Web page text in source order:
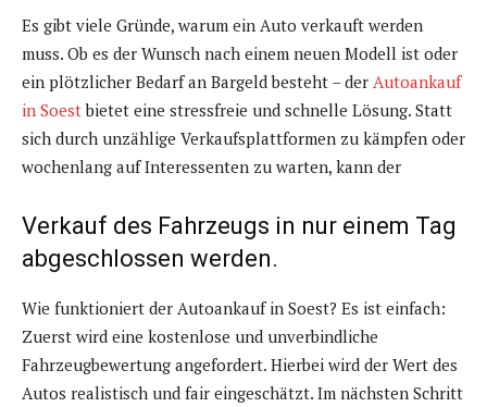
Es gibt viele Gründe, warum ein Auto verkauft werden
muss. Ob es der Wunsch nach einem neuen Modell ist oder
ein plötzlicher Bedarf an Bargeld besteht – der Autoankauf
in Soestbietet eine stressfreie und schnelle Lösung. Statt
sich durch unzählige Verkaufsplattformen zu kämpfen oder
wochenlang auf Interessenten zu warten, kann der
Verkauf des Fahrzeugs in nur einem Tag
abgeschlossen werden.
Wie funktioniert der Autoankauf in Soest? Es ist einfach:
Zuerst wird eine kostenlose und unverbindliche
Fahrzeugbewertung angefordert. Hierbei wird der Wert des
Autos realistisch und fair eingeschätzt. Im nächsten Schritt